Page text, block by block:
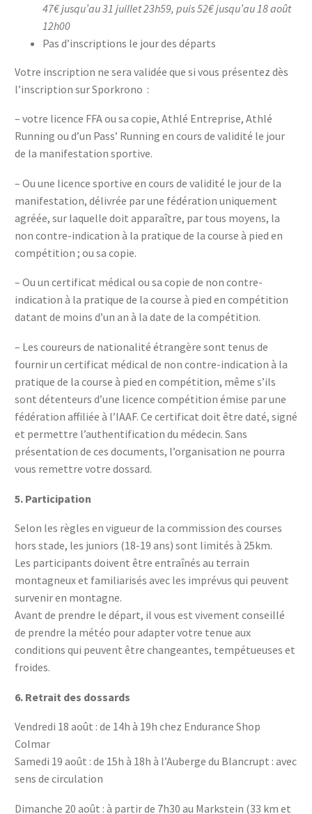
47€ jusqu’au 31 juillet 23h59, puis 52€jusqu’au 18 août
12h00
Pas d’inscriptions le jour des départs
Votre inscription ne sera validée que si vous présentez dès
l’inscription sur Sporkrono :
– votre licence FFA ou sa copie, Athlé Entreprise, Athlé
Running ou d’un Pass’ Running en cours de validité le jour
de la manifestation sportive.
– Ou une licence sportive en cours de validité le jour de la
manifestation, délivrée par une fédération uniquement
agréée, sur laquelle doit apparaître, par tous moyens, la
non contre-indication à la pratique de la course à pied en
compétition ; ou sa copie.
– Ou un certificat médical ou sa copie de non contre-
indication à la pratique de la course à pied en compétition
datant de moins d’un an à la date de la compétition.
– Les coureurs de nationalité étrangère sont tenus de
fournir un certificat médical de non contre-indication à la
pratique de la course à pied en compétition, même s’ils
sont détenteurs d’une licence compétition émise par une
fédération affiliée à l’IAAF. Ce certificat doit être daté, signé
et permettre l’authentification du médecin. Sans
présentation de ces documents, l’organisation ne pourra
vous remettre votre dossard.
5. Participation
Selon les règles en vigueur de la commission des courses
hors stade, les juniors (18-19 ans) sont limités à 25km.
Les participants doivent être entraînés au terrain
montagneux et familiarisés avec les imprévus qui peuvent
survenir en montagne.
Avant de prendre le départ, il vous est vivement conseillé
de prendre la météo pour adapter votre tenue aux
conditions qui peuvent être changeantes, tempétueuses et
froides.
6. Retrait des dossards
Vendredi 18 août : de 14h à 19h chez Endurance Shop
Colmar
Samedi 19 août : de 15h à 18h à l’Auberge du Blancrupt : avec
sens de circulation
Dimanche 20 août : à partir de 7h30 au Markstein (33 km et